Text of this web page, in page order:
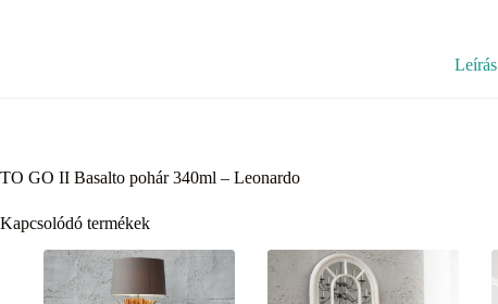
Leírás
TO GO II Basalto pohár 340ml – Leonardo
Kapcsolódó termékek